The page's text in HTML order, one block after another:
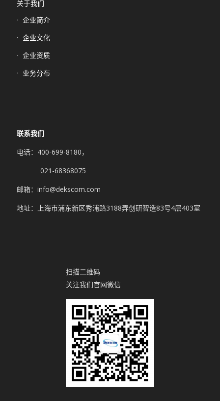
关于我们
企业简介
企业文化
企业资质
业务分布
联系我们
电话：400-699-8180，
021-68368075
邮箱：info@dekscom.com
地址：上海市浦东新区秀浦路3188弄创研智造83号4层403室
扫描二维码
关注我们官网微信